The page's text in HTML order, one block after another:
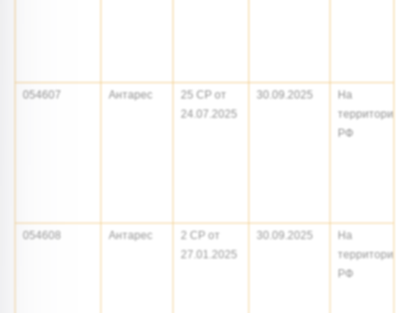
054607 Антарес
25 СР от
24.07.2025
30.09.2025
На
территории
РФ
054608 Антарес
2 СР от
27.01.2025
30.09.2025
На
территории
РФ